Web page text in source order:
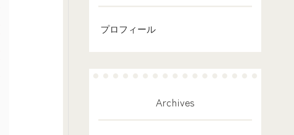
プロフィール
Archives